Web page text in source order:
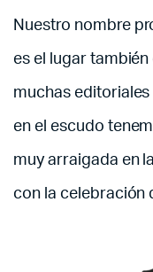
Nuestro nombre
es el lugar
muchas
en el escudo
muy arraigada en
con la celebración